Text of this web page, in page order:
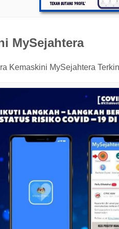
MySejahtera
Kemaskini MySejahtera